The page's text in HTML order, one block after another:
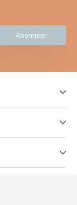
Abonneer